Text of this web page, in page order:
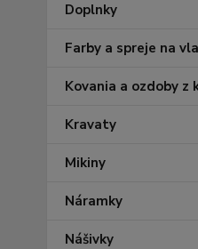
Doplnky
Farby a spreje na
Kovania a ozdoby z
Kravaty
Mikiny
Náramky
Nášivky